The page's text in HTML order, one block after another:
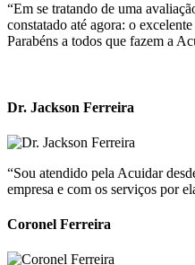
“Em se tratando de uma
constatado até agora: o
Parabéns a todos que fazem a
Dr. Jackson Ferreira
“Sou atendido pela Acuidar
empresa e com os serviços por
Coronel Ferreira